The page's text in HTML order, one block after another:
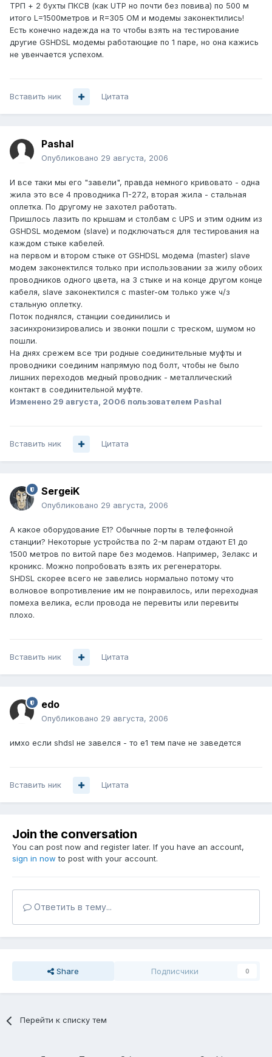
ТРП + 2 бухты ПКСВ (как UTP но почти без повива) по 500 м
итого L=1500метров и R=305 ОМ и модемы законектились!
Есть конечно надежда на то чтобы взять на тестирование
другие GSHDSL модемы работающие по 1 паре, но она кажись
не увенчается успехом.
Вставить ник Цитата
Pashal
Опубликовано 29 августа, 2006
И все таки мы его "завели", правда немного кривовато - одна
жила это все 4 проводника П-272, вторая жила - стальная
оплетка. По другому не захотел работать.
Пришлось лазить по крышам и столбам с UPS и этим одним из
GSHDSL модемом (slave) и подключаться для тестирования на
каждом стыке кабелей.
на первом и втором стыке от GSHDSL модема (master) slave
модем законектился только при использовании за жилу обоих
проводников одного цвета, на 3 стыке и на конце другом конце
кабеля, slave законектился с master-ом только уже ч/з
стальную оплетку.
Поток поднялся, станции соединились и
засинхронизировались и звонки пошли с треском, шумом но
пошли.
На днях срежем все три родные соединительные муфты и
проводники соединим напрямую под болт, чтобы не было
лишних переходов медный проводник - металлический
контакт в соединительной муфте.
Изменено 29 августа, 2006 пользователем Pashal
Вставить ник Цитата
SergeiK
Опубликовано 29 августа, 2006
А какое оборудование E1? Обычные порты в телефонной
станции? Некоторые устройства по 2-м парам отдают E1 до
1500 метров по витой паре без модемов. Например, Зелакс и
кроникс. Можно попробовать взять их регенераторы.
SHDSL скорее всего не завелись нормально потому что
волновое вопротивление им не понравилось, или переходная
помеха велика, если провода не перевиты или перевиты
плохо.
Вставить ник Цитата
edo
Опубликовано 29 августа, 2006
имхо если shdsl не завелся - то e1 тем паче не заведется
Вставить ник Цитата
Join the conversation
You can post now and register later. If you have an account,
sign in now to post with your account.
Ответить в тему...
Share Подписчики 0
Перейти к списку тем